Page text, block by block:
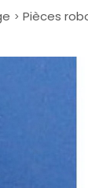
Pièces